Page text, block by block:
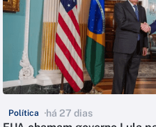
Política há 27 dias